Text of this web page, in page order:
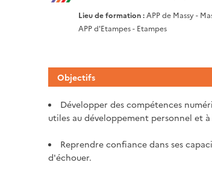
Lieu de formation :APP de Massy -
APP d'Etampes - Etampes
Objectifs
Développer des compétences
utiles au développement personnel et
Reprendre confiance dans ses
d'échouer.